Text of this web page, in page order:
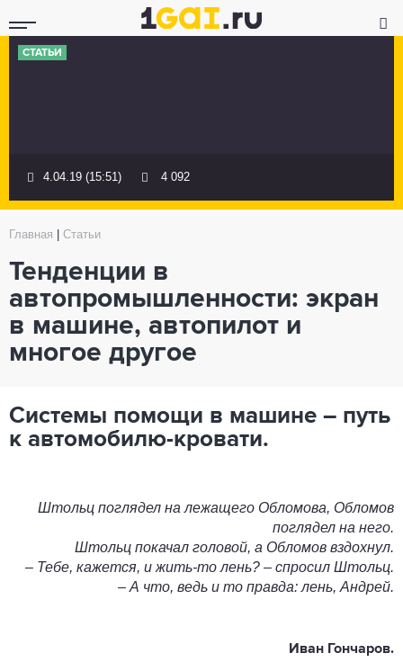
СТАТЬИ
4.04.19 (15:51) 4 092
Главная Статьи
Тенденции в
автопромышленности: экран
в машине, автопилот и
многое другое
Системы помощи в машине – путь
к автомобилю-кровати.
Штольц поглядел на лежащего Обломова, Обломов
поглядел на него.
Штольц покачал головой, а Обломов вздохнул.
– Тебе, кажется, и жить-то лень? – спросил Штольц.
– А что, ведь и то правда: лень, Андрей.
Иван Гончаров.